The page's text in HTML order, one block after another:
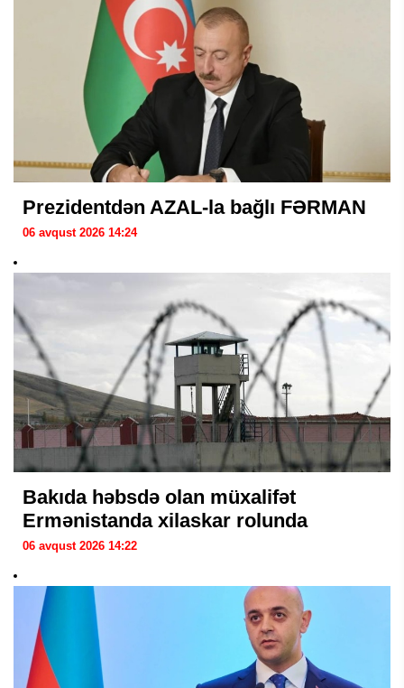
Prezidentdən AZAL-la bağlı FƏRMAN
06 avqust 2026 14:24
Bakıda həbsdə olan müxalifət
Ermənistanda xilaskar rolunda
06 avqust 2026 14:22